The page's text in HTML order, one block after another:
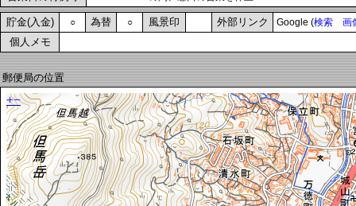
貯金(入金) ○ 為替 ○ 風景印 外部リンク Google (検索 画
個人メモ
郵便局の位置